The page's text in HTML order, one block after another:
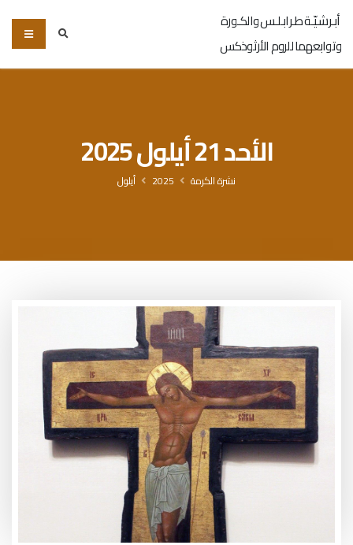
أبـرشـيّـة طـرابـلـس والكـورة
وتوابعهما للروم الأرثوذكس
الأحد 21 أيلول 2025
نشرة الكرمة 2025 أيلول